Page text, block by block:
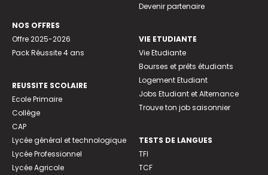
NOS OFFRES
Offre 2025-2026
Pack Réussite 4 ans
REUSSITE SCOLAIRE
Ecole Primaire
Collège
CAP
Lycée général et technologique
Lycée Professionnel
Lycée Agricole
Devenir partenaire
VIE ETUDIANTE
Vie Etudiante
Bourses et prêts étudiants
Logement Etudiant
Jobs Etudiant et Alternance
Trouve ton job saisonnier
TESTS DE LANGUES
TFI
TCF